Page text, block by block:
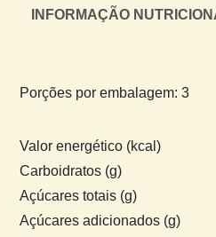
INFORMAÇÃO
Porções por embalagem: 3
Valor energético (kcal)
Carboidratos (g)
Açúcares totais (g)
Açúcares adicionados (g)